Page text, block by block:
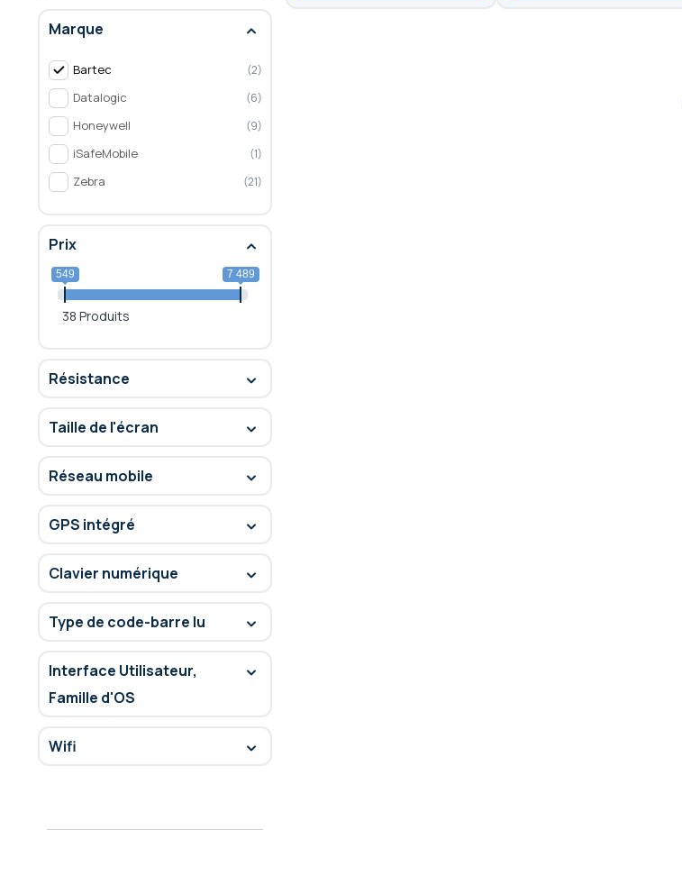
Marque
Bartec 2
Datalogic 6
Honeywell 9
iSafeMobile 1
Zebra 21
Prix
549 7 489
38 Produits
Résistance
Taille de l'écran
Réseau mobile
GPS intégré
Clavier numérique
Type de code-barre lu
Interface Utilisateur,
Famille d'OS
Wifi